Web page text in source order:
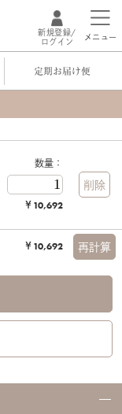
新規登録/
ログイン
メニュー
定期お届け便
数量：
￥10,692
￥10,692